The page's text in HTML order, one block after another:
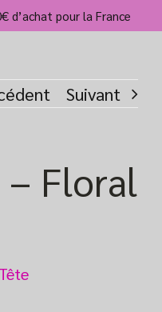
d’achat pour la France
Suivant
– Floral